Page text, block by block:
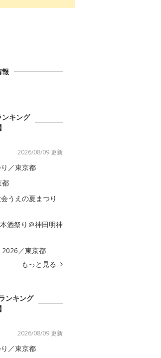
報
キング
2026/08/09 更新
／東京都
都
うえの夏まつり
酒祭り＠神田明神
／東京都
もっと見る
ンキング
2026/08/09 更新
／東京都